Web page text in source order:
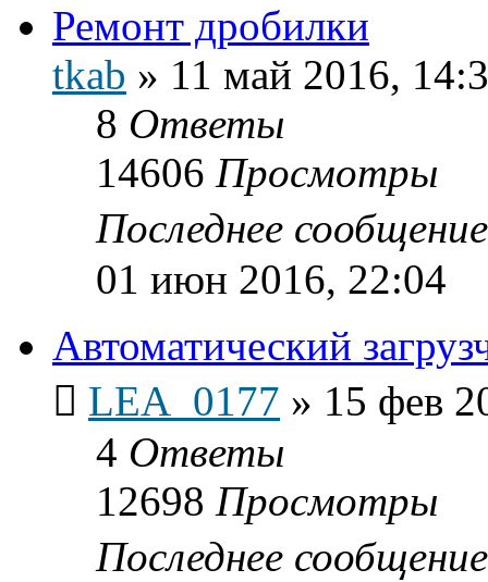
Ремонт дробилки
tkab » 11 май 2016,
8 Ответы
14606 Просмотры
Последнее
01 июн 2016, 22:04
Автоматический
LEA_0177 » 15 фев
4 Ответы
12698 Просмотры
Последнее